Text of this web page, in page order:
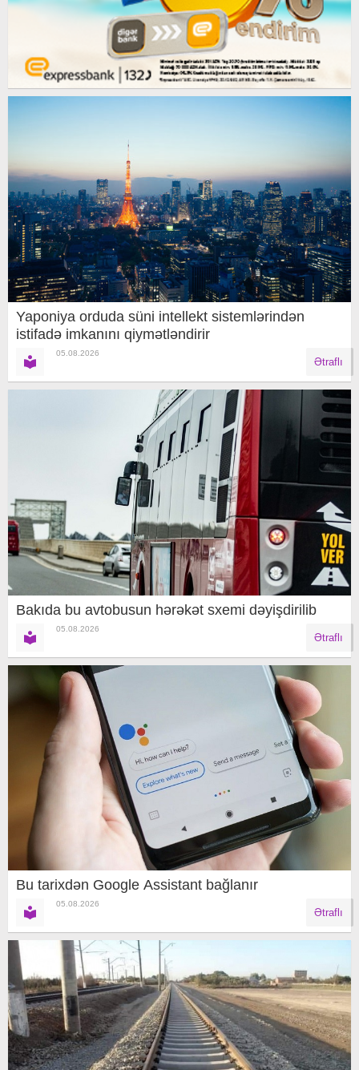
Yaponiya orduda süni intellekt sistemlərindən
istifadə imkanını qiymətləndirir
05.08.2026
Ətraflı
Bakıda bu avtobusun hərəkət sxemi dəyişdirilib
05.08.2026
Ətraflı
Bu tarixdən Google Assistant bağlanır
05.08.2026
Ətraflı